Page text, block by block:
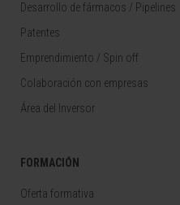
Desarrollo de fármacos / Pipelines
Patentes
Emprendimiento / Spin off
Colaboración con empresas
Área del Inversor
FORMACIÓN
Oferta formativa